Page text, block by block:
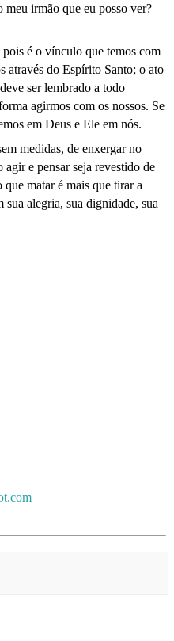
meu irmão que eu posso ver?
é o vínculo que temos com
através do Espírito Santo; o ato
ser lembrado a todo
agirmos com os nossos. Se
em Deus e Ele em nós.
medidas, de enxergar no
e pensar seja revestido de
matar é mais que tirar a
alegria, sua dignidade, sua